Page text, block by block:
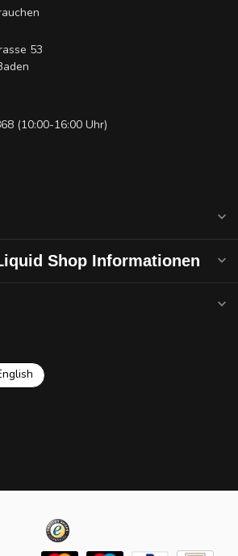
53
(10:00-16:00 Uhr)
Shop Informationen